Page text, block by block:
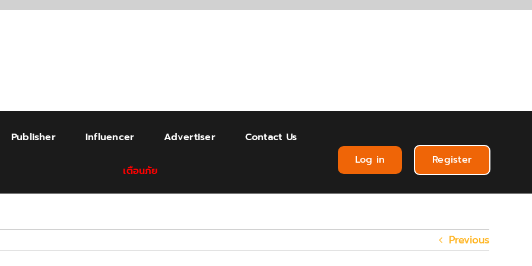
Publisher Influencer Advertiser Contact Us
เตือนภัย
Log in Register
Previous